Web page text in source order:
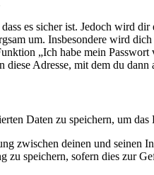
es sicher ist. Jedoch wird
um. Insbesondere wird
„Ich habe mein
Adresse, mit dem du
Daten zu speichern, um
zwischen deinen und
speichern, sofern dies zur